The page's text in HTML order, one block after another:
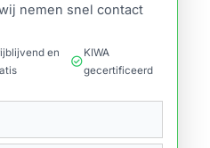
nemen snel contact
en
check_circle
KIWA
gecertificeerd